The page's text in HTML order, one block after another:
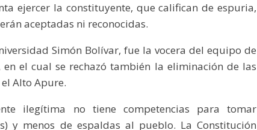
ejercer la constituyente, que califican de espuria,
aceptadas ni reconocidas.
Simón Bolívar, fue la vocera del equipo de
el cual se rechazó también la eliminación de las
Alto Apure.
ilegítima no tiene competencias para tomar
y menos de espaldas al pueblo. La Constitución